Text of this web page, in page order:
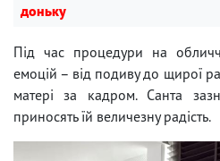
доньку
Під час процедури на
емоцій – від подиву до щирої
матері за кадром. Санта
приносять їй величезну радість.